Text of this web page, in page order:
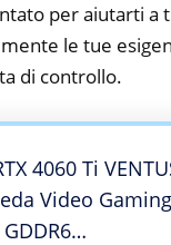
per aiutarti a
le tue
di controllo.
4060 Ti
Video